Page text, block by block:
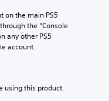
on the main PS5
the “Console
any other PS5
account.
using this product.